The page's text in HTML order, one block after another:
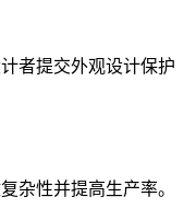
者提交外观设计保护
杂性并提高生产率。